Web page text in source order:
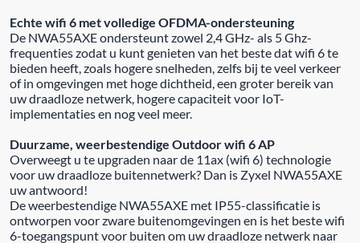
Echte wifi 6 met volledige OFDMA-ondersteuning
De NWA55AXE ondersteunt zowel 2,4 GHz- als 5 Ghz-
frequenties zodat u kunt genieten van het beste dat wifi 6 te
bieden heeft, zoals hogere snelheden, zelfs bij te veel verkeer
of in omgevingen met hoge dichtheid, een groter bereik van
uw draadloze netwerk, hogere capaciteit voor IoT-
implementaties en nog veel meer.
Duurzame, weerbestendige Outdoor wifi 6 AP
Overweegt u te upgraden naar de 11ax (wifi 6) technologie
voor uw draadloze buitennetwerk? Dan is Zyxel NWA55AXE
uw antwoord!
De weerbestendige NWA55AXE met IP55-classificatie is
ontworpen voor zware buitenomgevingen en is het beste wifi
6-toegangspunt voor buiten om uw draadloze netwerk naar